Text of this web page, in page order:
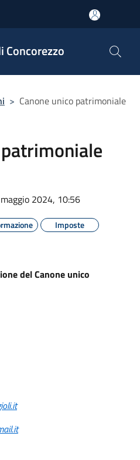
Concorezzo
> Canone unico patrimoniale
2024, 10:56
Imposte
del Canone unico